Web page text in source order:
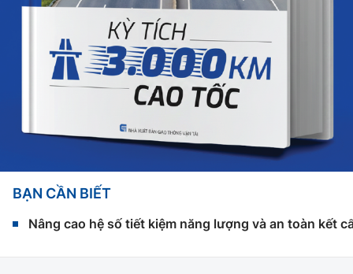
BẠN CẦN BIẾT
Nâng cao hệ số tiết kiệm năng lượng và an toàn kết